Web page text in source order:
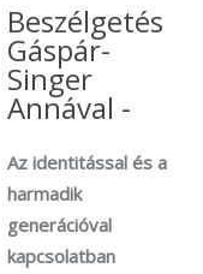
Beszélgetés
Gáspár-
Singer
Annával -
Az identitással és a
harmadik
generációval
kapcsolatban